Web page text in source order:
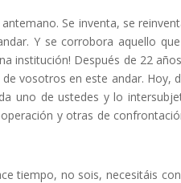
Se inventa, se
Y se corrobora aquello
institución! Después de 22
vosotros en este andar.
uno de ustedes y lo
y otras de
tiempo, no sois, necesitáis